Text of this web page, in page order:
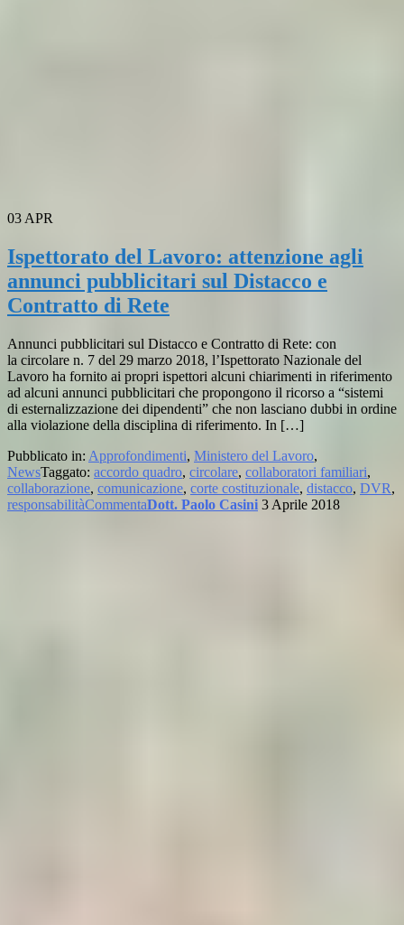
03 APR
Ispettorato del Lavoro: attenzione agli
annunci pubblicitari sul Distacco e
Contratto di Rete
Annunci pubblicitari sul Distacco e Contratto di Rete: con
la circolare n. 7 del 29 marzo 2018, l’Ispettorato Nazionale del
Lavoro ha fornito ai propri ispettori alcuni chiarimenti in riferimento
ad alcuni annunci pubblicitari che propongono il ricorso a “sistemi
di esternalizzazione dei dipendenti” che non lasciano dubbi in ordine
alla violazione della disciplina di riferimento. In […]
Pubblicato in: Approfondimenti, Ministero del Lavoro,
NewsTaggato: accordo quadro, circolare, collaboratori familiari,
collaborazione, comunicazione, corte costituzionale, distacco, DVR,
responsabilitàCommentaDott. Paolo Casini 3 Aprile 2018